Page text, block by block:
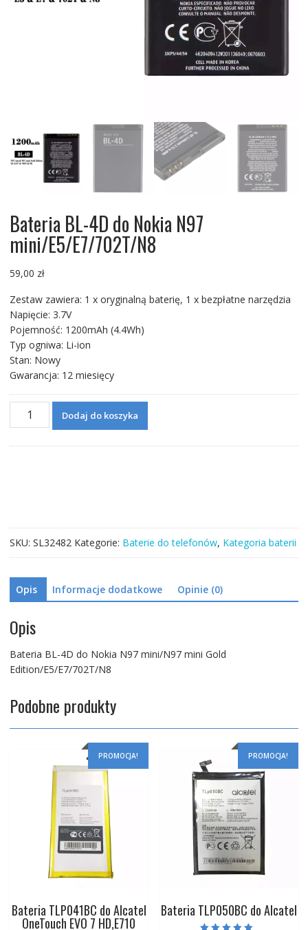
Bateria BL-4D do Nokia N97
mini/E5/E7/702T/N8
59,00 zł
Zestaw zawiera: 1 x oryginalną baterię, 1 x bezpłatne narzędzia
Napięcie: 3.7V
Pojemność: 1200mAh (4.4Wh)
Typ ogniwa: Li-ion
Stan: Nowy
Gwarancja: 12 miesięcy
ilość
Bateria
Dodaj do koszyka
SKU: SL32482 Kategorie: Baterie do telefonów, Kategoria baterii
Opis Informacje dodatkowe Opinie (0)
Opis
Bateria BL-4D do Nokia N97 mini/N97 mini Gold
Edition/E5/E7/702T/N8
Podobne produkty
PROMOCJA!
Bateria TLP041BC do Alcatel
OneTouch EVO 7 HD,E710
PROMOCJA!
Bateria TLP050BC do Alcatel